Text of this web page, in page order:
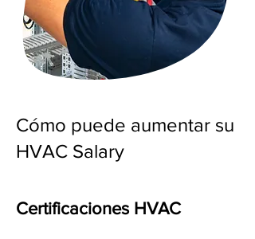
Cómo puede aumentar su
HVAC Salary
Certificaciones HVAC